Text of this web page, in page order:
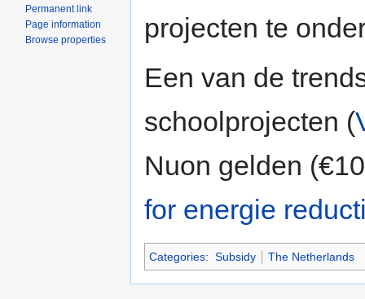
projecten te
Een van de
schoolprojecten (
Nuon gelden
for energie
Categories: Subsidy The Netherlands
Permanent link
Page information
Browse properties